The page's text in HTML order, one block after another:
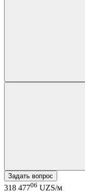
Задать вопрос
318 47706 UZS/м